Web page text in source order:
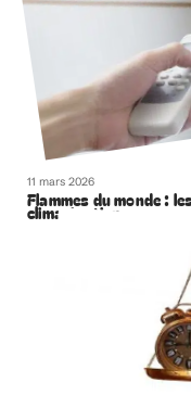
11 mars 2026
Flammes du monde :
climatisation